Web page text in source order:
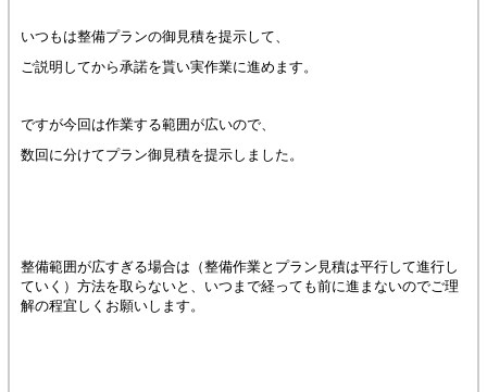
いつもは整備プランの御見積を提示して、
ご説明してから承諾を貰い実作業に進めます。
ですが今回は作業する範囲が広いので、
数回に分けてプラン御見積を提示しました。
整備範囲が広すぎる場合は（整備作業とプラン見積は平行して進行し
ていく）方法を取らないと、いつまで経っても前に進まないのでご理
解の程宜しくお願いします。